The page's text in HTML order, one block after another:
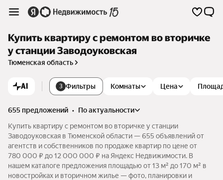
Купить квартиру с ремонтом во вторичке
у станции Заводоуковская
Тюменская область
AI 3 Фильтры Комнаты Цена
655 предложений •
по актуальности
Купить квартиру с ремонтом во вторичке у станции
Заводоуковская в Тюменской области — 655 объявлений от
агентств и собственников по продаже квартир по цене от
780 000 ₽ до 12 000 000 ₽ на Яндекс Недвижимости. В
нашем каталоге предложения площадью от 13 м² до 170 м² в
новостройках и вторичном жилье — фото, планировки и